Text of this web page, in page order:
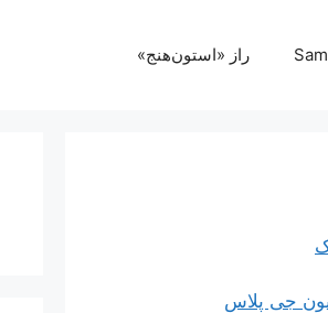
راز «استون‌هنج»
جی پلاس